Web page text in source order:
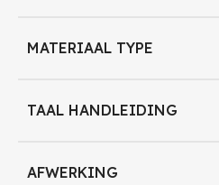
• 1x droog reinigingsdoekje
MATERIAAL TYPE
TAAL HANDLEIDING
AFWERKING